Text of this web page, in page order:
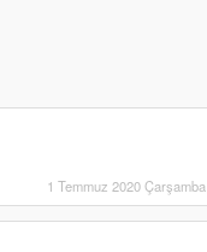
1 Temmuz 2020 Çarşamba